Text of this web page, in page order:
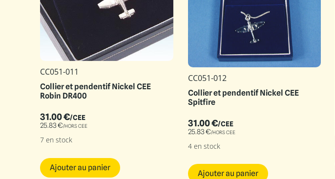
CC051-011
Collier et pendentif Nickel CEE
Robin DR400
31.00€/CEE
25.83€/HORS CEE
7 en stock
Ajouter au panier
CC051-012
Collier et pendentif Nickel CEE
Spitfire
31.00€/CEE
25.83€/HORS CEE
4 en stock
Ajouter au panier